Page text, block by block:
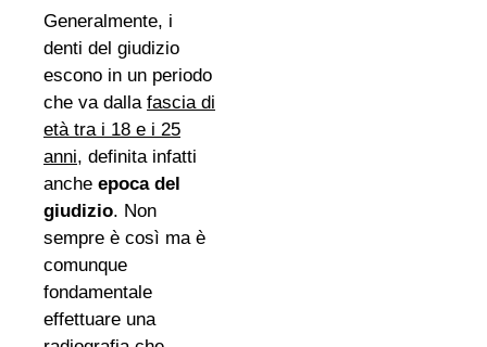
Generalmente, i
denti del giudizio
escono in un periodo
che va dalla fascia di
età tra i 18 e i 25
anni, definita infatti
anche epoca del
giudizio. Non
sempre è così ma è
comunque
fondamentale
effettuare una